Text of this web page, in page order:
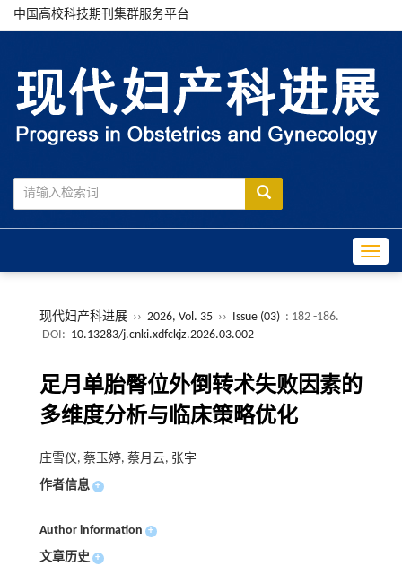
中国高校科技期刊集群服务平台
现代妇产科进展 ›› 2026, Vol. 35 ›› Issue (03) : 182 -186.
DOI: 10.13283/j.cnki.xdfckjz.2026.03.002
足月单胎臀位外倒转术失败因素的
多维度分析与临床策略优化
庄雪仪, 蔡玉婷, 蔡月云, 张宇
作者信息 +
Author information +
文章历史 +